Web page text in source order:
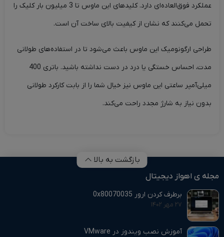
عملکرد فوق‌العاده‌ای دارد. کلیدهای این ماوس تا 3 میلیون بار کلیک را
تحمل می‌کنند که نشان از کیفیت بالای ساخت آن است.
طراحی ارگونومیک این ماوس باعث می‌شود تا در استفاده‌های طولانی
مدت، احساس خستگی یا درد در دست نداشته باشید. باتری 400
میلی‌آمپر ساعتی این ماوس نیز خیال شما را از بابت کارکرد طولانی
بدون نیاز به شارژ مجدد راحت می‌کند.
بازگشت به بالا
مجله ی اهواز دیجیتال
برطرف کردن ارور 0x80070035
۲۷ مهر ۱۴۰۲
آموزش نصب ویندوز در VMware